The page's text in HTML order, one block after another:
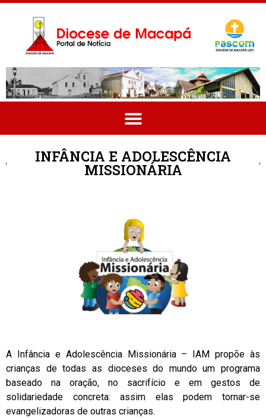
INFÂNCIA E ADOLESCÊNCIA
MISSIONÁRIA
A Infância e Adolescência Missionária – IAM propõe às
crianças de todas as dioceses do mundo um programa
baseado na oração, no sacrifício e em gestos de
solidariedade concreta: assim elas podem tornar-se
evangelizadoras de outras crianças.